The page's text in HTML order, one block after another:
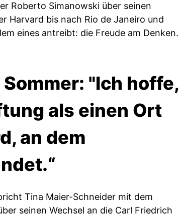
Roberto Simanowski über seinen
Harvard bis nach Rio de Janeiro und
eines antreibt: die Freude am Denken.
"Ich hoffe,
als einen Ort
an dem
Tina Maier-Schneider mit dem
seinen Wechsel an die Carl Friedrich